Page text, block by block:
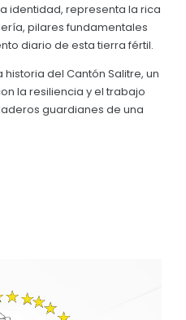
Parroquia
De 1880 Y 1889
- PAC
identidad, representa la rica
pilares fundamentales
diario de esta tierra fértil.
del Cantón Salitre, un
la resiliencia y el trabajo
guardianes de una